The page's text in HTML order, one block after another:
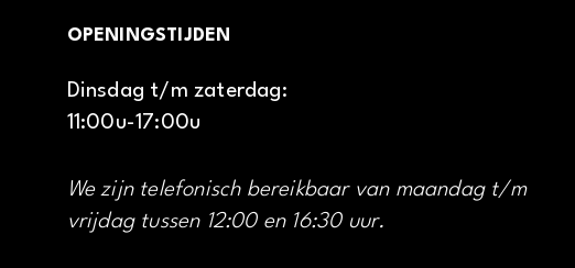
OPENINGSTIJDEN
Dinsdag t/m zaterdag:
11:00u-17:00u
We zijn telefonisch bereikbaar van maandag t/m
vrijdag tussen 12:00 en 16:30 uur.